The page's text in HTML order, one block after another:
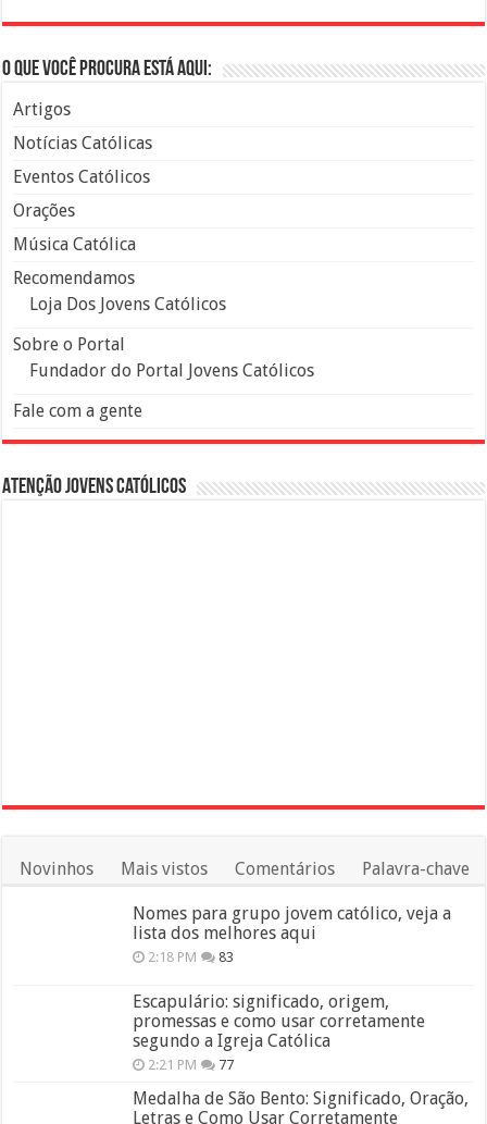
O que você procura está aqui:
Artigos
Notícias Católicas
Eventos Católicos
Orações
Música Católica
Recomendamos
Loja Dos Jovens Católicos
Sobre o Portal
Fundador do Portal Jovens Católicos
Fale com a gente
Atenção Jovens Católicos
Novinhos Mais vistos Comentários Palavra-chave
Nomes para grupo jovem católico, veja a
lista dos melhores aqui
2:18 PM 83
Escapulário: significado, origem,
promessas e como usar corretamente
segundo a Igreja Católica
2:21 PM 77
Medalha de São Bento: Significado, Oração,
Letras e Como Usar Corretamente